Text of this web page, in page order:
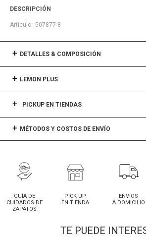
DESCRIPCIÓN
507877-8
DETALLES & COMPOSICIÓN
LEMON PLUS
PICKUP EN TIENDAS
MÉTODOS Y COSTOS DE ENVÍO
GUÍA DE
CUIDADOS DE
ZAPATOS
PICK UP
EN TIENDA
ENVÍOS
A DOMICILIO
TE PUEDE